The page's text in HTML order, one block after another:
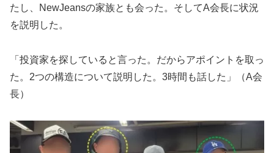
たし、NewJeansの家族とも会った。そしてA会長に状況
を説明した。
「投資家を探していると言った。だからアポイントを取っ
た。2つの構造について説明した。3時間も話した」（A会
長）